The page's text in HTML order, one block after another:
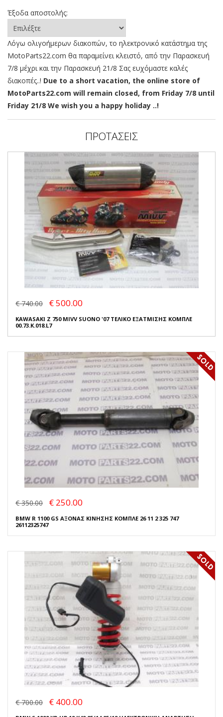
Έξοδα αποστολής:
Λόγω ολιγοήμερων διακοπών, το ηλεκτρονικό κατάστημα της
MotoParts22.com θα παραμείνει κλειστό, από την Παρασκευή
7/8 μέχρι και την Παρασκευή 21/8 Σας ευχόμαστε καλές
διακοπές..! Due to a short vacation, the online store of
MotoParts22.com will remain closed, from Friday 7/8 until
Friday 21/8 We wish you a happy holiday ..!
ΠΡΟΤΑΣΕΙΣ
€ 740.00 € 500.00
KAWASAKI Z 750 MIVV SUONO '07 ΤΕΛΙΚΟ ΕΞΑΤΜΙΣΗΣ ΚΟΜΠΛΕ
00.73.K.018.L7
€ 350.00 € 250.00
BMW R 1100 GS ΑΞΟΝΑΣ ΚΙΝΗΣΗΣ ΚΟΜΠΛΕ 26 11 2 325 747
26112325747
€ 700.00 € 400.00